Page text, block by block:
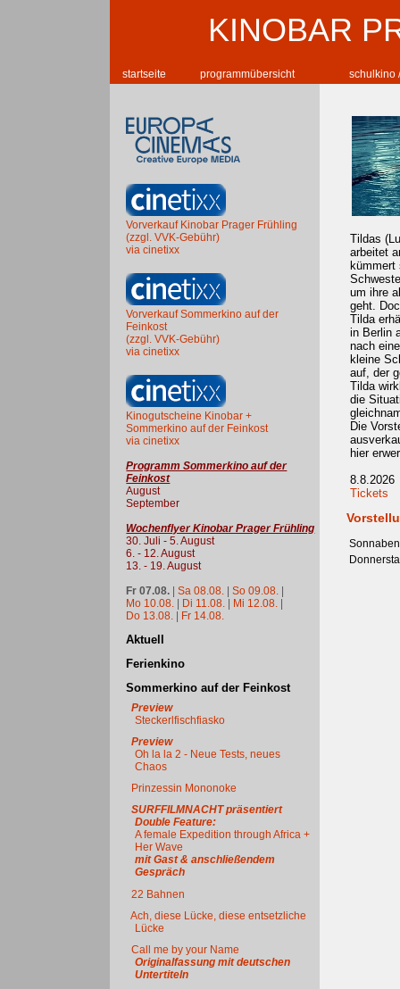
KINOBAR
startseite programmübersicht schulkino
Vorverkauf Kinobar Prager Frühling
(zzgl. VVK-Gebühr)
via cinetixx
Vorverkauf Sommerkino auf der
Feinkost
(zzgl. VVK-Gebühr)
via cinetixx
Kinogutscheine Kinobar +
Sommerkino auf der Feinkost
via cinetixx
Programm Sommerkino auf der
Feinkost
August
September
Wochenflyer Kinobar Prager Frühling
30. Juli - 5. August
6. - 12. August
13. - 19. August
Fr 07.08. |Sa 08.08. |So 09.08. |
Mo 10.08. | Di 11.08. | Mi 12.08. |
Do 13.08. | Fr 14.08.
Aktuell
Ferienkino
Sommerkino auf der Feinkost
Preview
Steckerlfischfiasko
Preview
Oh la la 2 - Neue Tests, neues
Chaos
Prinzessin Mononoke
SURFFILMNACHT präsentiert
Double Feature:
A female Expedition through Africa +
Her Wave
mit Gast & anschließendem
Gespräch
22 Bahnen
Ach, diese Lücke, diese entsetzliche
Lücke
Call me by your Name
Originalfassung mit deutschen
Untertiteln
Tildas
arbeitet
kümmert
um ihre
geht.
Tilda
in Berlin
nach
kleine
auf, der
Tilda
die
Die
hier
8.8.2026
Tickets